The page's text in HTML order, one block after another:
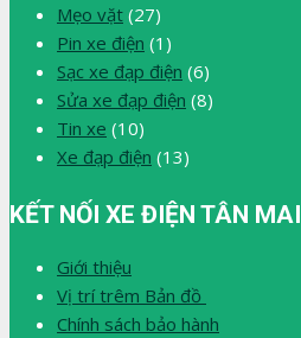
Mẹo vặt (27)
Pin xe điện (1)
Sạc xe đạp điện (6)
Sửa xe đạp điện (8)
Tin xe (10)
Xe đạp điện (13)
KẾT NỐI XE ĐIỆN TÂN MAI
Giới thiệu
Vị trí trêm Bản đồ
Chính sách bảo hành